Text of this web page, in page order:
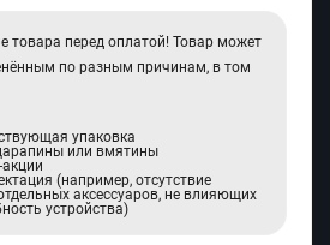
товара перед оплатой! Товар может
по разным причинам, в том
упаковка
или вмятины
(например, отсутствие
аксессуаров, не влияющих
устройства)